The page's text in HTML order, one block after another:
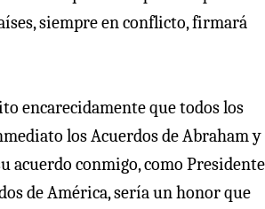
siempre en conflicto, firmará
encarecidamente que todos los
los Acuerdos de Abraham y
acuerdo conmigo, como Presidente
de América, sería un honor que